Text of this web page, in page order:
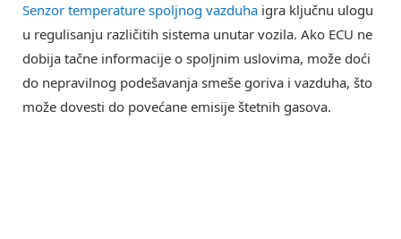
Senzor temperature spoljnog vazduha igra ključnu ulogu
u regulisanju različitih sistema unutar vozila. Ako ECU ne
dobija tačne informacije o spoljnim uslovima, može doći
do nepravilnog podešavanja smeše goriva i vazduha, što
može dovesti do povećane emisije štetnih gasova.